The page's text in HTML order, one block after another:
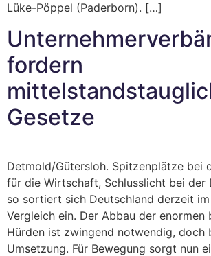
Lüke-Pöppel (Paderborn). […]
fordern
Gesetze
Detmold/Gütersloh. Spitzenplätze bei
für die Wirtschaft, Schlusslicht bei der
so sortiert sich Deutschland derzeit
Vergleich ein. Der Abbau der enormen
Hürden ist zwingend notwendig, doch
Umsetzung. Für Bewegung sorgt nun